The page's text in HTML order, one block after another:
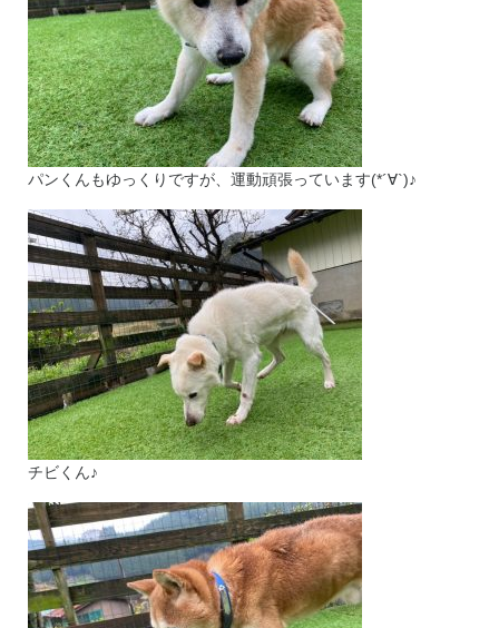
パンくんもゆっくりですが、運動頑張っています(*´∀`)♪
チビくん♪